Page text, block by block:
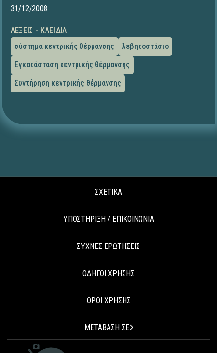
31/12/2008
ΛΈΞΕΙΣ - ΚΛΕΙΔΙΆ
σύστημα κεντρικής θέρμανσης
λεβητοστάσιο
Εγκατάσταση κεντρικής θέρμανσης
Συντήρηση κεντρικής θέρμανσης
ΣΧΕΤΙΚΑ
ΥΠΟΣΤΗΡΙΞΗ / ΕΠΙΚΟΙΝΩΝΙΑ
ΣΥΧΝΕΣ ΕΡΩΤΗΣΕΙΣ
ΟΔΗΓΟΙ ΧΡΗΣΗΣ
ΟΡΟΙ ΧΡΗΣΗΣ
ΜΕΤΑΒΑΣΗ ΣΕ